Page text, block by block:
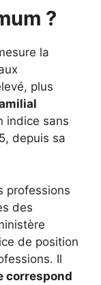
?
la
plus
indice sans
depuis sa
professions
des
de position
Il
correspond